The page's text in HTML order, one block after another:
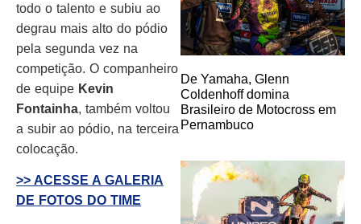
todo o talento e subiu ao
degrau mais alto do pódio
pela segunda vez na
competição. O companheiro
de equipe Kevin
Fontainha, também voltou
a subir ao pódio, na terceira
colocação.
>> ACESSE A GALERIA
DE FOTOS DO TIME
De Yamaha, Glenn
Coldenhoff domina
Brasileiro de Motocross em
Pernambuco